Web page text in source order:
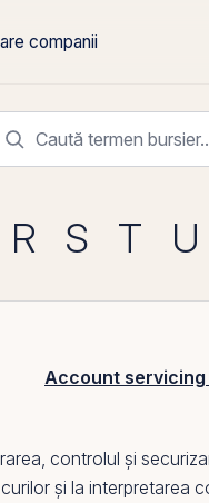
companii
R S T U
Account
controlul și
și la interpretarea